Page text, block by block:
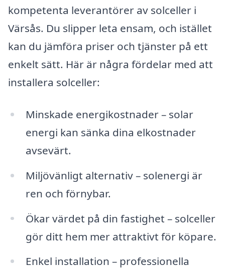
kompetenta leverantörer av solceller i
Värsås. Du slipper leta ensam, och istället
kan du jämföra priser och tjänster på ett
enkelt sätt. Här är några fördelar med att
installera solceller:
Minskade energikostnader – solar
energi kan sänka dina elkostnader
avsevärt.
Miljövänligt alternativ – solenergi är
ren och förnybar.
Ökar värdet på din fastighet – solceller
gör ditt hem mer attraktivt för köpare.
Enkel installation – professionella